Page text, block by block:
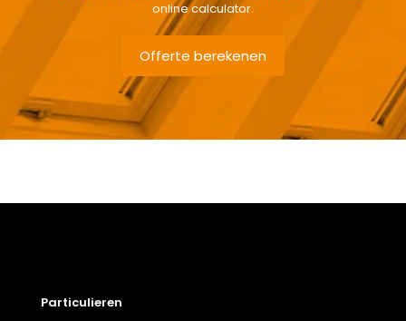
online calculator.
Offerte berekenen
Particulieren